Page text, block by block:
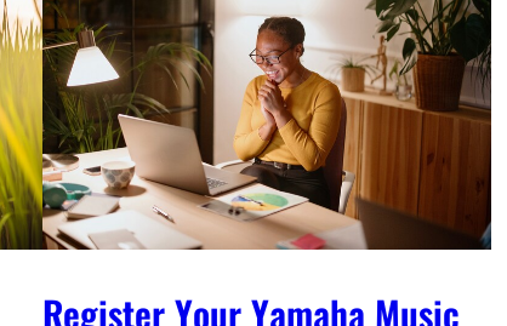
Register Your Yamaha Music